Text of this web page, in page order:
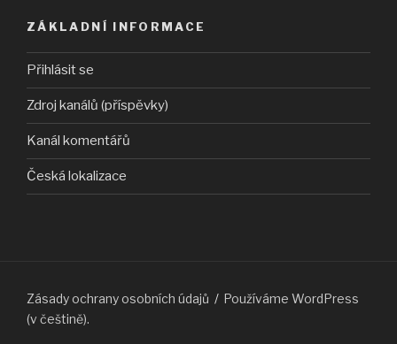
ZÁKLADNÍ INFORMACE
Přihlásit se
Zdroj kanálů (příspěvky)
Kanál komentářů
Česká lokalizace
Zásady ochrany osobních údajů
Používáme WordPress
(v češtině).